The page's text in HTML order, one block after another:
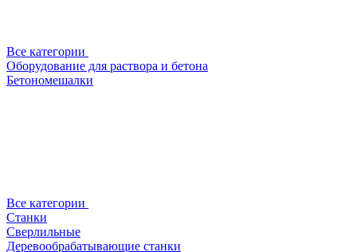
Все категории
Оборудование для раствора и бетона
Бетономешалки
Все категории
Станки
Сверлильные
Деревообрабатывающие станки